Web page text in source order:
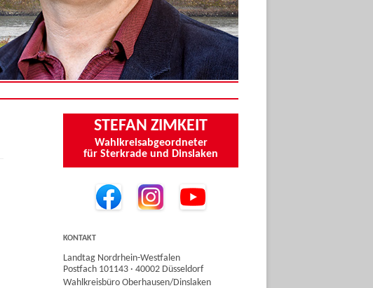
STEFAN ZIMKEIT
Wahlkreisabgeordneter
für Sterkrade und Dinslaken
KONTAKT
Landtag Nordrhein-Westfalen
Postfach 101143 · 40002 Düsseldorf
Wahlkreisbüro Oberhausen/Dinslaken